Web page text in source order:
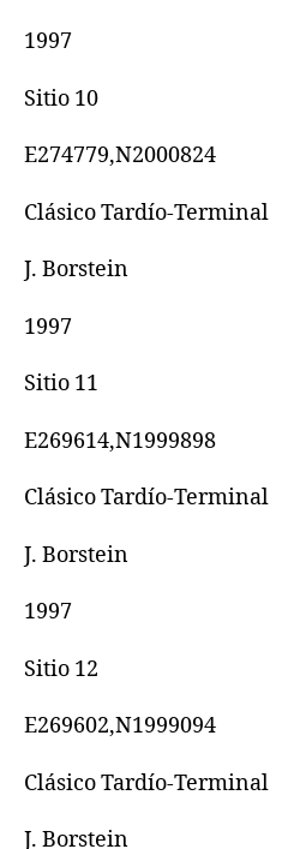
1997
Sitio 10
E274779,N2000824
Clásico Tardío-Terminal
J. Borstein
1997
Sitio 11
E269614,N1999898
Clásico Tardío-Terminal
J. Borstein
1997
Sitio 12
E269602,N1999094
Clásico Tardío-Terminal
J. Borstein